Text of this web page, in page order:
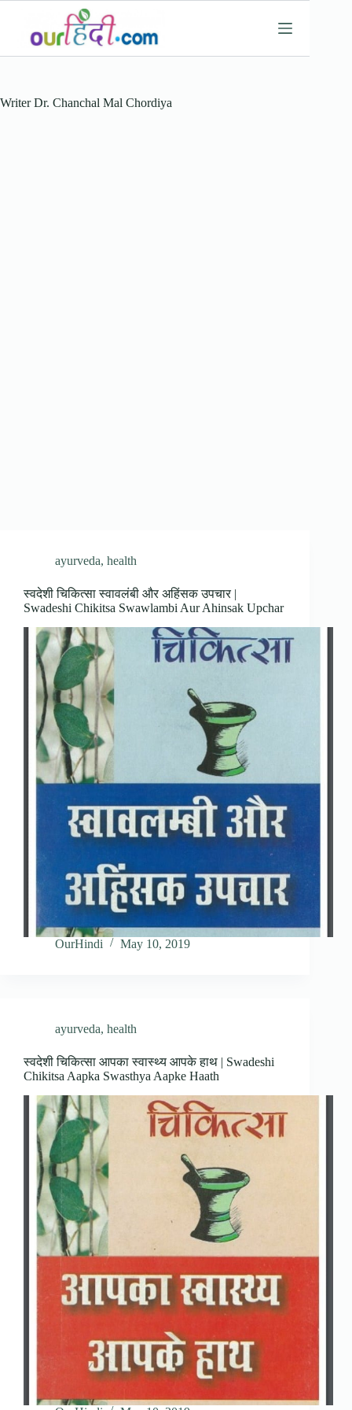
content
WriterDr. Chanchal Mal Chordiya
ayurveda, health
स्वदेशी चिकित्सा स्वावलंबी और अहिंसक उपचार |
Swadeshi Chikitsa Swawlambi Aur Ahinsak Upchar
OurHindi May 10, 2019
ayurveda, health
स्वदेशी चिकित्सा आपका स्वास्थ्य आपके हाथ | Swadeshi
Chikitsa Aapka Swasthya Aapke Haath